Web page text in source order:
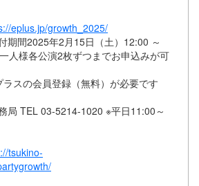
eplus.jp/growth_2025/
期間2025年2月15日（土）12:00 ～
人様各公演2枚ずつまでお申込みが可
スの会員登録（無料）が必要です
局 TEL 03-5214-1020 ※平日11:00～
tsukino-